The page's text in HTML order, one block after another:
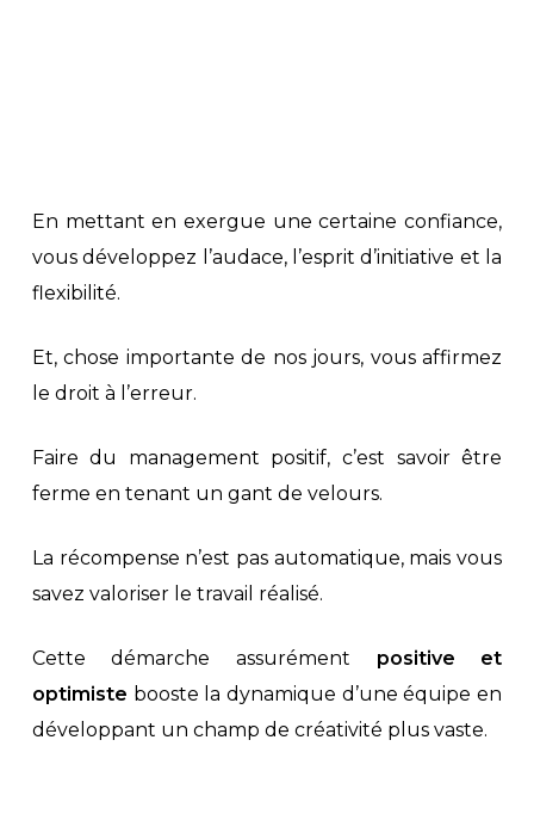
En mettant en exergue une certaine confiance,
vous développez l’audace, l’esprit d’initiative et la
flexibilité.
Et, chose importante de nos jours, vous affirmez
le droit à l’erreur.
Faire du management positif, c’est savoir être
ferme en tenant un gant de velours.
La récompense n’est pas automatique, mais vous
savez valoriser le travail réalisé.
Cette démarche assurément positive et
optimiste booste la dynamique d’une équipe en
développant un champ de créativité plus vaste.